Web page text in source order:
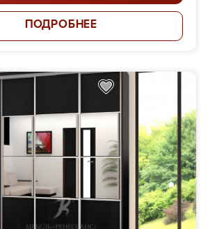
ПОДРОБНЕЕ